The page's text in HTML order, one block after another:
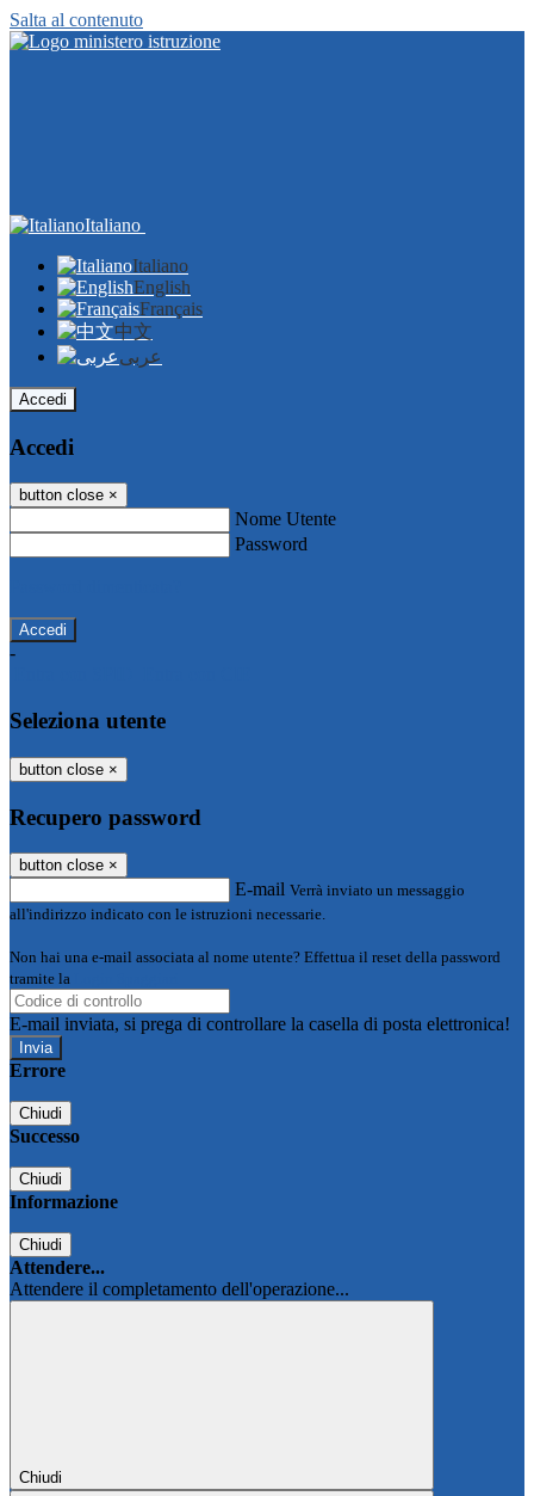
Salta al contenuto
Italiano
Italiano
English
Français
中文
عربى
Accedi
Accedi
button close ×
Nome Utente
Password
-
Seleziona utente
button close ×
Recupero password
button close ×
E-mail Verrà inviato un messaggio
all'indirizzo indicato con le istruzioni necessarie.
Non hai una e-mail associata al nome utente? Effettua il reset della password
tramite la
E-mail inviata, si prega di controllare la casella di posta elettronica!
Errore
Chiudi
Successo
Chiudi
Informazione
Chiudi
Attendere...
Attendere il completamento dell'operazione...
Chiudi